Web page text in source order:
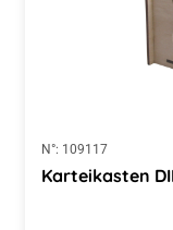
N°: 109117
Karteikasten